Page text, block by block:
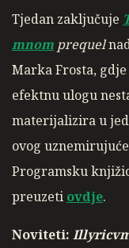
Tjedan zaključuje
mnom prequel
Marka Frosta,
efektnu ulogu
materijalizira u
ovog
Programsku
preuzeti ovdje.
Noviteti: